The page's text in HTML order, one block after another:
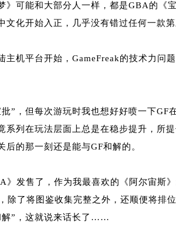
》可能和大部分人一样，都是GBA的《
文化开始入正，几乎没有错过任何一款
主机平台开始，GameFreak的技术力问
”，但每次游玩时我也想好好喷一下GF
系列在玩法层面上总是在稳步提升，所
后的那一刻还是能与GF和解的。
》发售了，作为我最喜欢的《阿尔宙斯
除了将图鉴收集完整之外，还顺便将排
解”，这就说来话长了……